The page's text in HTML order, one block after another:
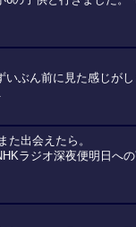
ぶん前に見た感じがし
た出会えたら。
ラジオ深夜便明日へ